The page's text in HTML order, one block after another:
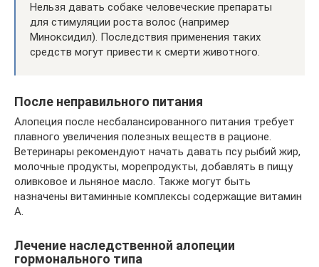
Нельзя давать собаке человеческие препараты
для стимуляции роста волос (например
Миноксидил). Последствия применения таких
средств могут привести к смерти животного.
После неправильного питания
Алопеция после несбалансированного питания требует
плавного увеличения полезных веществ в рационе.
Ветеринары рекомендуют начать давать псу рыбий жир,
молочные продукты, морепродукты, добавлять в пищу
оливковое и льняное масло. Также могут быть
назначены витаминные комплексы содержащие витамин
A.
Лечение наследственной алопеции
гормонального типа